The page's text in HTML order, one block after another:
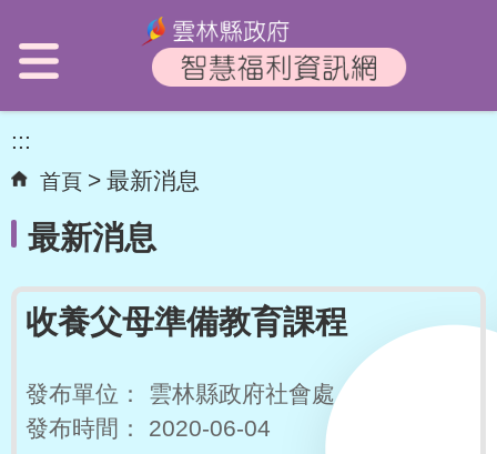
:::
首頁 最新消息
最新消息
收養父母準備教育課程
發布單位：
雲林縣政府社會處
發布時間：
2020-06-04